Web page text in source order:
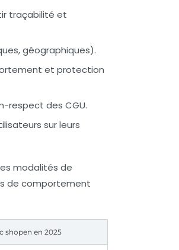
traçabilité et
géographiques).
et protection
respect des CGU.
sur leurs
modalités de
de comportement
shopen en 2025